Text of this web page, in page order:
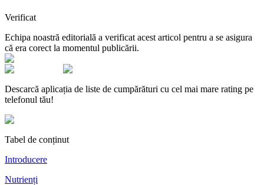
Verificat
Echipa noastră editorială a verificat acest articol pentru a se asigura
că era corect la momentul publicării.
Descarcă aplicația de liste de cumpărături cu cel mai mare rating pe
telefonul tău!
Tabel de conținut
Introducere
Nutrienți